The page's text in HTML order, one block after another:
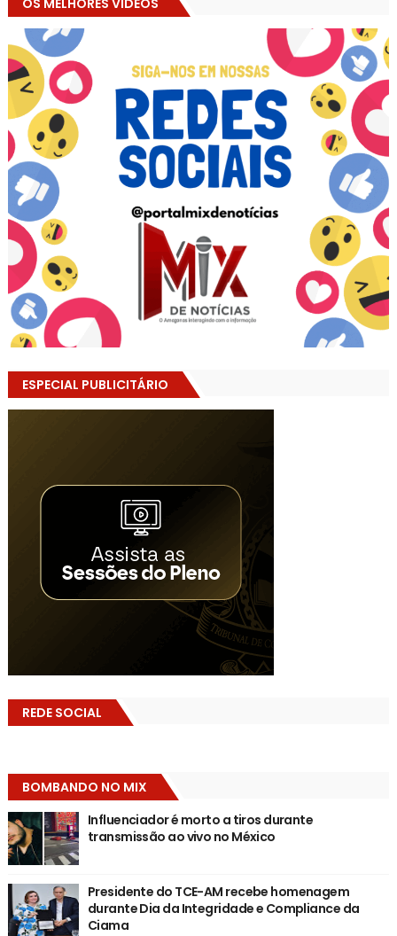
OS MELHORES VÍDEOS
ESPECIAL PUBLICITÁRIO
REDE SOCIAL
BOMBANDO NO MIX
Influenciador é morto a tiros durante
transmissão ao vivo no México
Presidente do TCE-AM recebe homenagem
durante Dia da Integridade e Compliance da
Ciama